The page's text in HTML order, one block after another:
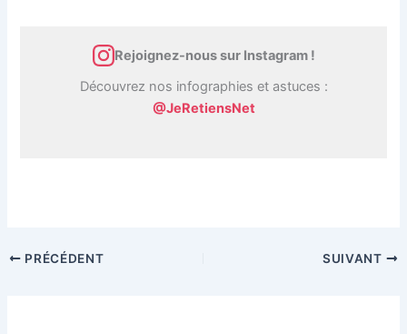
Rejoignez-nous sur Instagram !
Découvrez nos infographies et astuces :
@JeRetiensNet
PRÉCÉDENT SUIVANT